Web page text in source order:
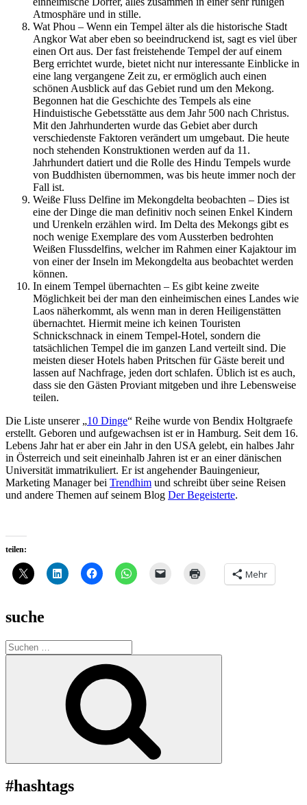
Atmosphäre und in stille.
Wat Phou – Wenn ein Tempel älter als die historische Stadt
Angkor Wat aber eben so beeindruckend ist, sagt es viel über
einen Ort aus. Der fast freistehende Tempel der auf einem
Berg errichtet wurde, bietet nicht nur interessante Einblicke in
eine lang vergangene Zeit zu, er ermöglich auch einen
schönen Ausblick auf das Gebiet rund um den Mekong.
Begonnen hat die Geschichte des Tempels als eine
Hinduistische Gebetsstätte aus dem Jahr 500 nach Christus.
Mit den Jahrhunderten wurde das Gebiet aber durch
verschiedenste Faktoren verändert um umgebaut. Die heute
noch stehenden Konstruktionen werden auf da 11.
Jahrhundert datiert und die Rolle des Hindu Tempels wurde
von Buddhisten übernommen, was bis heute immer noch der
Fall ist.
Weiße Fluss Delfine im Mekongdelta beobachten – Dies ist
eine der Dinge die man definitiv noch seinen Enkel Kindern
und Urenkeln erzählen wird. Im Delta des Mekongs gibt es
noch wenige Exemplare des vom Aussterben bedrohten
Weißen Flussdelfins, welcher im Rahmen einer Kajaktour im
von einer der Inseln im Mekongdelta aus beobachtet werden
können.
In einem Tempel übernachten – Es gibt keine zweite
Möglichkeit bei der man den einheimischen eines Landes wie
Laos näherkommt, als wenn man in deren Heiligenstätten
übernachtet. Hiermit meine ich keinen Touristen
Schnickschnack in einem Tempel-Hotel, sondern die
tatsächlichen Tempel die im ganzen Land verteilt sind. Die
meisten dieser Hotels haben Pritschen für Gäste bereit und
lassen auf Nachfrage, jeden dort schlafen. Üblich ist es auch,
dass sie den Gästen Proviant mitgeben und ihre Lebensweise
teilen.
Die Liste unserer „10 Dinge“ Reihe wurde von Bendix Holtgraefe
erstellt. Geboren und aufgewachsen ist er in Hamburg. Seit dem 16.
Lebens Jahr hat er aber ein Jahr in den USA gelebt, ein halbes Jahr
in Österreich und seit eineinhalb Jahren ist er an einer dänischen
Universität immatrikuliert. Er ist angehender Bauingenieur,
Marketing Manager bei Trendhim und schreibt über seine Reisen
und andere Themen auf seinem Blog Der Begeisterte.
teilen:
Mehr
suche
Suche
nach:
#hashtags